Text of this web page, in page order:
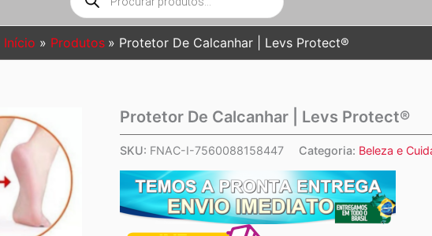
produtos
Início Produtos Protetor De Calcanhar | Levs Protect®
Protetor De Calcanhar | Levs Protect®
SKU: FNAC-I-7560088158447 Categoria: Beleza e